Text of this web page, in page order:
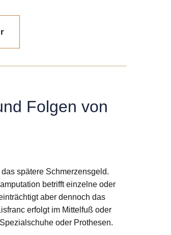
Folgen von
spätere Schmerzensgeld.
betrifft einzelne oder
aber dennoch das
erfolgt im Mittelfuß oder
oder Prothesen.